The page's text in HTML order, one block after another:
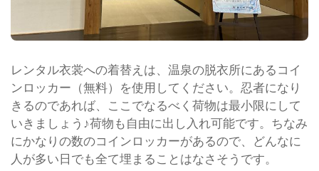
レンタル衣裳への着替えは、温泉の脱衣所にあるコイ
ンロッカー（無料）を使用してください。忍者になり
きるのであれば、ここでなるべく荷物は最小限にして
いきましょう♪荷物も自由に出し入れ可能です。ちなみ
にかなりの数のコインロッカーがあるので、どんなに
人が多い日でも全て埋まることはなさそうです。